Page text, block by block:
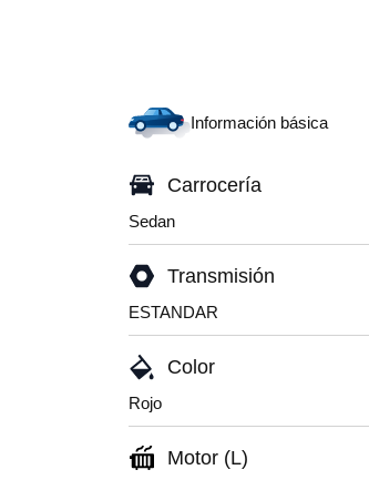
Información básica
Carrocería
Sedan
Transmisión
ESTANDAR
Color
Rojo
Motor (L)